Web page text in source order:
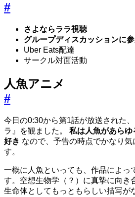
#
さよならララ視聴
グループディスカッションに
Uber Eats配達
サークル対面活動
人魚アニメ
#
今日の0:30から第1話が放送された
ラ』を観ました。 私は人魚があらゆ
好き なので、予告の時点でかなり
す。
一概に人魚といっても、作品によっ
す。空想生物学（？）に真摯に向き
生命体としてもっともらしい描写が